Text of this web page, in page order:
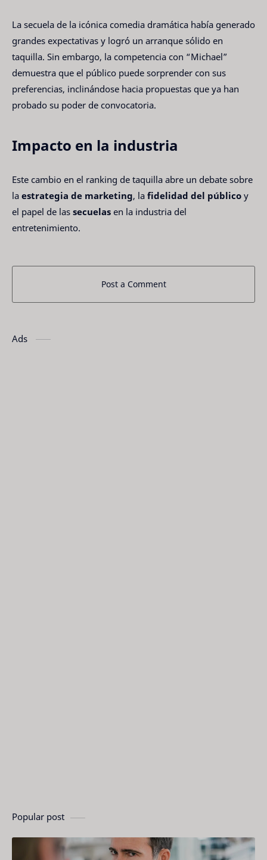
La secuela de la icónica comedia dramática había generado
grandes expectativas y logró un arranque sólido en
taquilla. Sin embargo, la competencia con “Michael”
demuestra que el público puede sorprender con sus
preferencias, inclinándose hacia propuestas que ya han
probado su poder de convocatoria.
Impacto en la industria
Este cambio en el ranking de taquilla abre un debate sobre
la estrategia de marketing, la fidelidad del público y
el papel de las secuelas en la industria del
entretenimiento.
Post a Comment
Ads
Popular post